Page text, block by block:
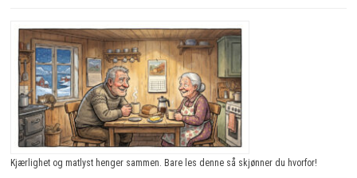
Kjærlighet og matlyst henger sammen. Bare les denne så skjønner du hvorfor!